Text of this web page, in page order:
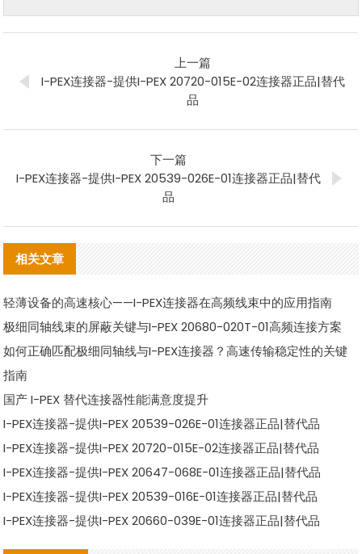
上一篇
I-PEX连接器-提供I-PEX 20720-015E-02连接器正品|替代
品
下一篇
I-PEX连接器-提供I-PEX 20539-026E-01连接器正品|替代
品
相关文章
轻薄设备的高速核心——I-PEX连接器在高频线束中的应用指南
极细同轴线束的屏蔽关键与I-PEX 20680-020T-01高频连接方案
如何正确匹配极细同轴线与I-PEX连接器？高速传输稳定性的关键
指南
国产 I-PEX 替代连接器性能满意度提升
I-PEX连接器-提供I-PEX 20539-026E-01连接器正品|替代品
I-PEX连接器-提供I-PEX 20720-015E-02连接器正品|替代品
I-PEX连接器-提供I-PEX 20647-068E-01连接器正品|替代品
I-PEX连接器-提供I-PEX 20539-016E-01连接器正品|替代品
I-PEX连接器-提供I-PEX 20660-039E-01连接器正品|替代品